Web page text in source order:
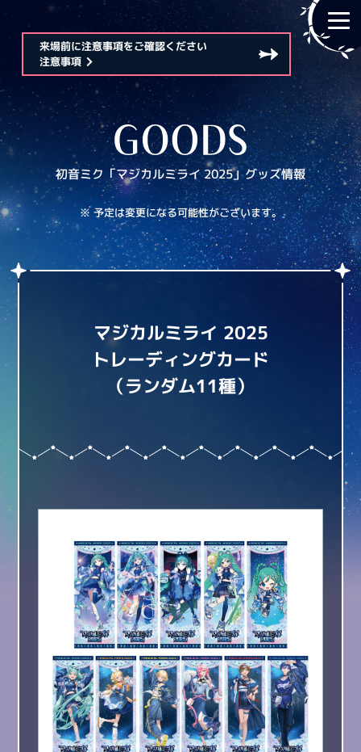
来場前に注意事項をご確認ください
注意事項
初音ミク「マジカルミライ 2025」グッズ情報
※ 予定は変更になる可能性がございます。
マジカルミライ 2025
トレーディングカード
（ランダム11種）